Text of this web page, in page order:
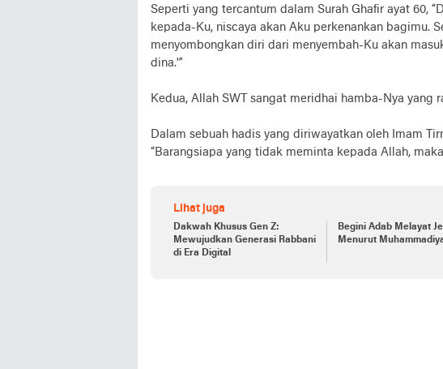
Seperti yang tercantum dalam Surah Ghafir ayat 60,
kepada-Ku, niscaya akan Aku perkenankan bagimu.
menyombongkan diri dari menyembah-Ku akan
dina.'”
Kedua, Allah SWT sangat meridhai hamba-Nya yang
Dalam sebuah hadis yang diriwayatkan oleh Imam
“Barangsiapa yang tidak meminta kepada Allah,
Lihat juga
Dakwah Khusus Gen Z:
Mewujudkan Generasi Rabbani
di Era Digital
Begini Adab Melayat
Menurut